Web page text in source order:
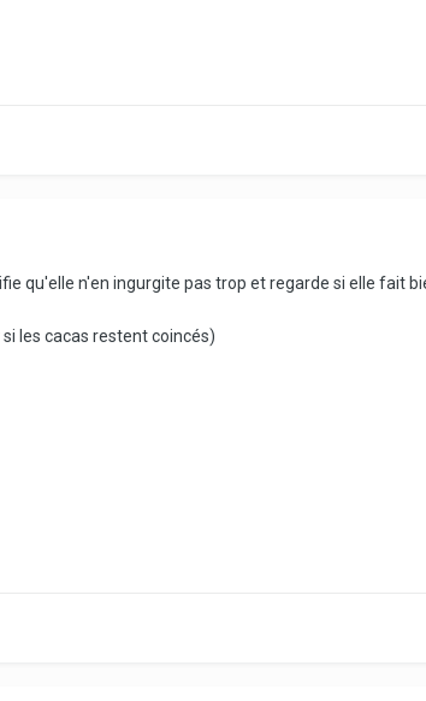
qu'elle n'en ingurgite pas trop et regarde si elle fait
les cacas restent coincés)